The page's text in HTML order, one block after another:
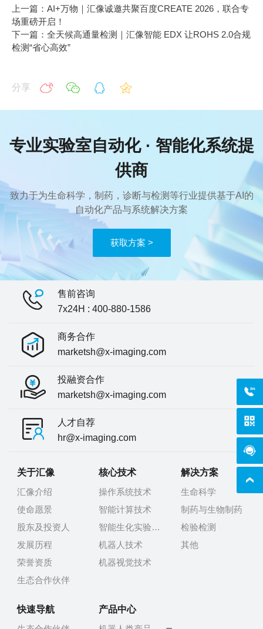
上一篇：AI+万物｜汇像诚邀共聚百度CREATE 2026，联合专
场重磅开启！
下一篇：全天候高通量检测｜汇像智能 EDX 让ROHS 2.0合规
检测“省心高效”
分享
专业实验室自动化 · 智能化系统提
供商
致力于为生命科学，制药，诊断与检测等行业提供基于AI的
自动化产品与系统解决方案
获取方案 >
售前咨询
7x24H : 400-880-1586
商务合作
marketsh@x-imaging.com
投融资合作
marketsh@x-imaging.com
人才自荐
hr@x-imaging.com
关于汇像
汇像介绍
使命愿景
股东及投资人
发展历程
荣誉资质
生态合作伙伴
核心技术
操作系统技术
智能计算技术
智能生化实验技术
机器人技术
机器视觉技术
解决方案
生命科学
制药与生物制药
检验检测
其他
快速导航
产品中心
在